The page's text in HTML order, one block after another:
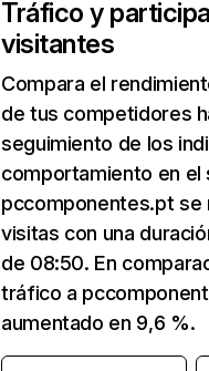
Tráfico y
visitantes
Compara el
de tus competidores
seguimiento de los
comportamiento en el
pccomponentes.pt se
visitas con una
de 08:50. En
tráfico a
aumentado en 9,6 %.